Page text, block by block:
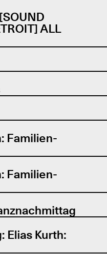
ALL
Familien-
Familien-
Elias Kurth: